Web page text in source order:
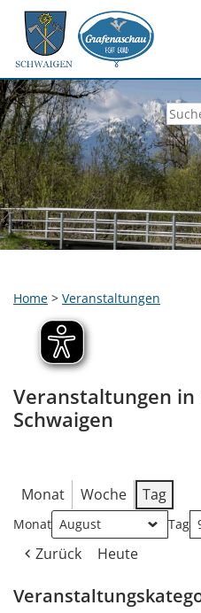
Home > Veranstaltungen
Veranstaltungen in
Schwaigen
Monat Woche Tag
Monat Tag
Zurück Heute